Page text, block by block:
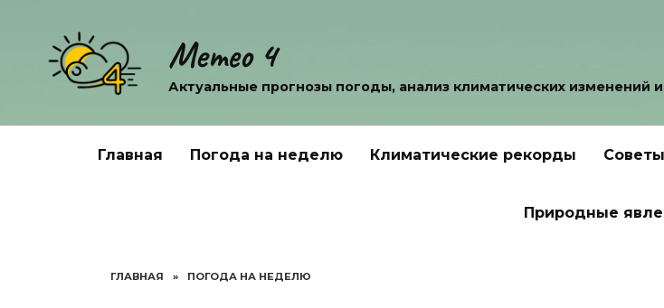
содержанию
Метео 4
Актуальные прогнозы погоды, анализ климатических изменений
Главная Погода на неделю Климатические рекорды
Природные
ГЛАВНАЯ » ПОГОДА НА НЕДЕЛЮ